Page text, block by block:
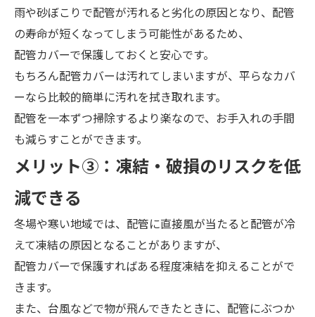
雨や砂ぼこりで配管が汚れると劣化の原因となり、配管
の寿命が短くなってしまう可能性があるため、
配管カバーで保護しておくと安心です。
もちろん配管カバーは汚れてしまいますが、平らなカバ
ーなら比較的簡単に汚れを拭き取れます。
配管を一本ずつ掃除するより楽なので、お手入れの手間
も減らすことができます。
メリット③： 凍結・破損のリスクを低
減できる
冬場や寒い地域では、配管に直接風が当たると配管が冷
えて凍結の原因となることがありますが、
配管カバーで保護すればある程度凍結を抑えることがで
きます。
また、台風などで物が飛んできたときに、配管にぶつか